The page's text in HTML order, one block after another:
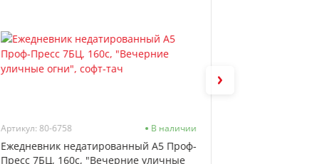
Артикул: 80-6758 В наличии
Ежедневник недатированный А5 Проф-
Пресс 7БЦ, 160с, "Вечерние уличные